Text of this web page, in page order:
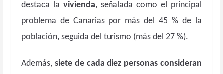
destaca la vivienda, señalada como el principal
problema de Canarias por más del 45 % de la
población, seguida del turismo (más del 27 %).
Además, siete de cada diez personas consideran